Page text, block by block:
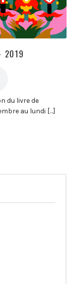
2019
du livre de
au lundi […]